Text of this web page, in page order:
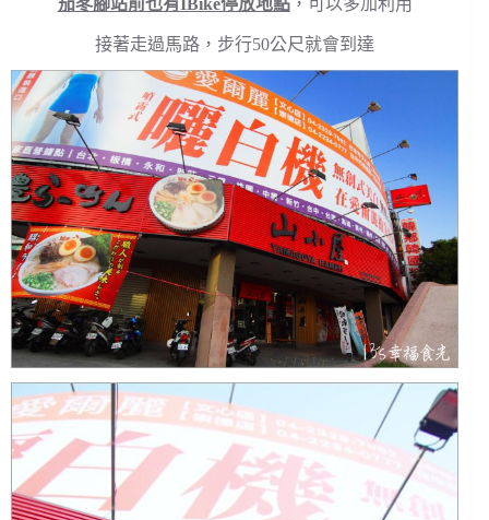
茄苳腳站前也有IBike停放地點，可以多加利用
接著走過馬路，步行50公尺就會到達